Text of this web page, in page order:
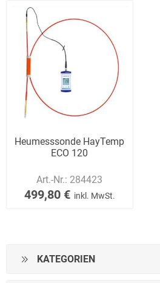
Heumesssonde HayTemp
ECO 120
Art.-Nr.: 284423
499,80 € inkl. MwSt.
KATEGORIEN